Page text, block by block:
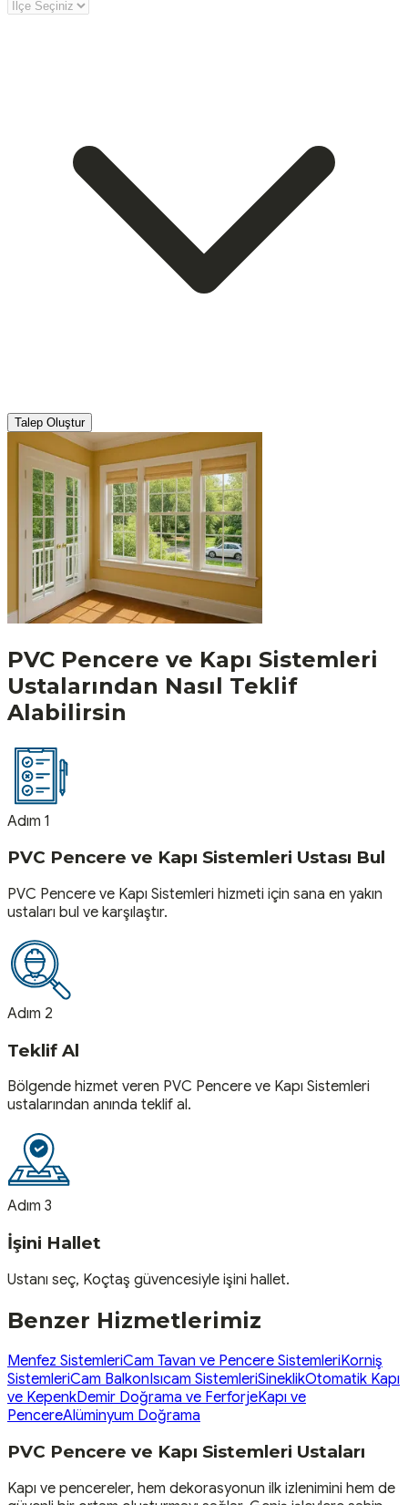
Talep Oluştur
PVC Pencere ve Kapı Sistemleri
Ustalarından Nasıl Teklif
Alabilirsin
Adım 1
PVC Pencere ve Kapı Sistemleri Ustası Bul
PVC Pencere ve Kapı Sistemleri hizmeti için sana en yakın
ustaları bul ve karşılaştır.
Adım 2
Teklif Al
Bölgende hizmet veren PVC Pencere ve Kapı Sistemleri
ustalarından anında teklif al.
Adım 3
İşini Hallet
Ustanı seç, Koçtaş güvencesiyle işini hallet.
Benzer Hizmetlerimiz
Menfez SistemleriCam Tavan ve Pencere SistemleriKorniş
SistemleriCam BalkonIsıcam SistemleriSineklikOtomatik Kapı
ve KepenkDemir Doğrama ve FerforjeKapı ve
PencereAlüminyum Doğrama
PVC Pencere ve Kapı Sistemleri Ustaları
Kapı ve pencereler, hem dekorasyonun ilk izlenimini hem de